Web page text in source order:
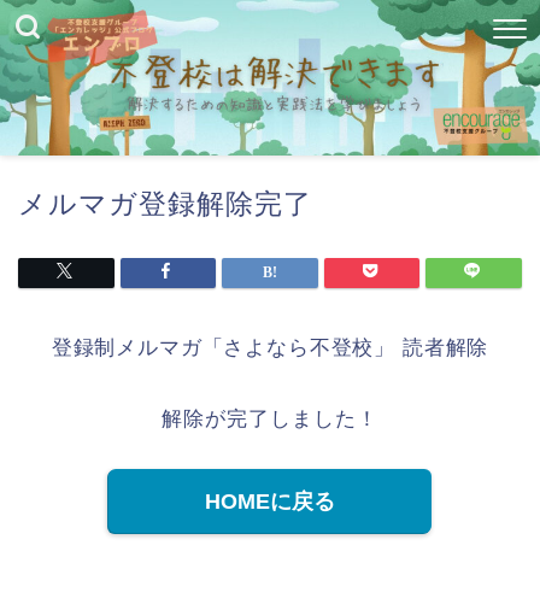
メルマガ登録解除完了
登録制メルマガ「さよなら不登校」 読者解除
解除が完了しました！
HOMEに戻る